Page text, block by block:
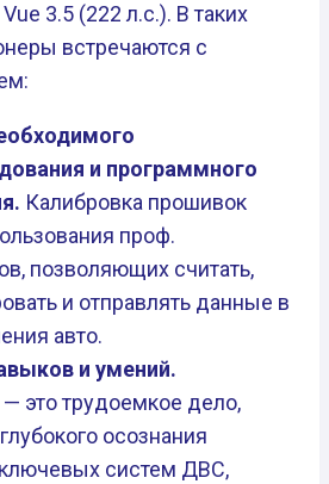
3.5 (222 л.с.). В таких
встречаются с
и программного
Калибровка прошивок
проф.
позволяющих считать,
и отправлять данные в
авто.
и умений.
это трудоемкое дело,
осознания
систем ДВС,